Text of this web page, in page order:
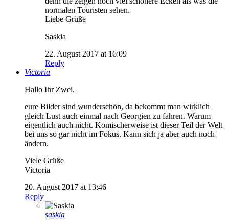
normalen Touristen sehen.
Liebe Grüße
Saskia
22. August 2017 at 16:09
Reply
Victoria
Hallo Ihr Zwei,
eure Bilder sind wunderschön, da bekommt man wirklich
gleich Lust auch einmal nach Georgien zu fahren. Warum
eigentlich auch nicht. Komischerweise ist dieser Teil der Welt
bei uns so gar nicht im Fokus. Kann sich ja aber auch noch
ändern.
Viele Grüße
Victoria
20. August 2017 at 13:46
Reply
saskia